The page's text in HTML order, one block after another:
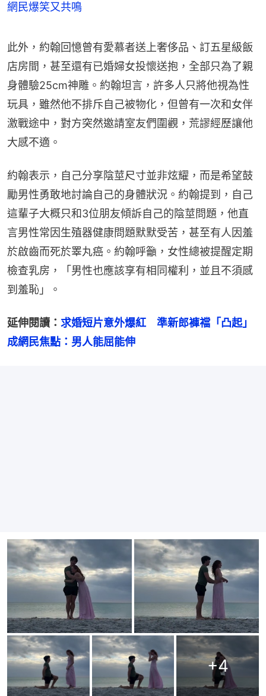
網民爆笑又共鳴
此外，約翰回憶曾有愛慕者送上奢侈品、訂五星級飯
店房間，甚至還有已婚婦女投懷送抱，全部只為了親
身體驗25cm神雕。約翰坦言，許多人只將他視為性
玩具，雖然他不排斥自己被物化，但曾有一次和女伴
激戰途中，對方突然邀請室友們圍觀，荒謬經歷讓他
大感不適。
約翰表示，自己分享陰莖尺寸並非炫耀，而是希望鼓
勵男性勇敢地討論自己的身體狀況。約翰提到，自己
這輩子大概只和3位朋友傾訴自己的陰莖問題，他直
言男性常因生殖器健康問題默默受苦，甚至有人因羞
於啟齒而死於睪丸癌。約翰呼籲，女性總被提醒定期
檢查乳房，「男性也應該享有相同權利，並且不須感
到羞恥」。
延伸閱讀： 求婚短片意外爆紅　準新郎褲襠「凸起」
成網民焦點：男人能屈能伸
+4